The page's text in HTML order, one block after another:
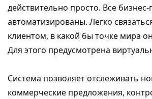
действительно просто. Все
автоматизированы. Легко
клиентом, в какой бы точке мира
Для этого предусмотрена
Система позволяет отслеживать
коммерческие предложения,